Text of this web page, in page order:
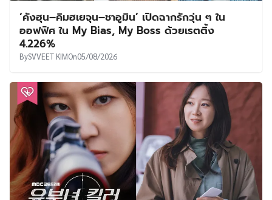
‘คังฮุน–คิมฮเยจุน–ชาอูมิน’ เปิดฉากรักวุ่น ๆ ใน
ออฟฟิศ ใน My Bias, My Boss ด้วยเรตติ้ง
4.226%
BySVVEET KIMOn05/08/2026